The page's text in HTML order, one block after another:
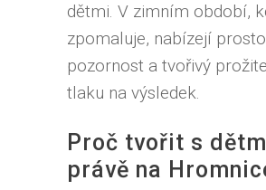
dětmi. V zimním období,
zpomaluje, nabízejí
pozornost a tvořivý
tlaku na výsledek.
Proč tvořit s
právě na